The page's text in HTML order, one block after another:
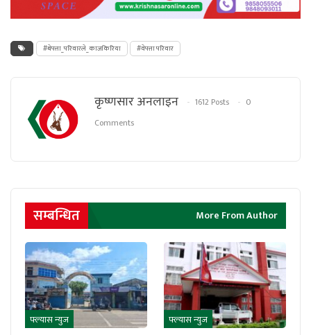
#बेपत्ता_परिवारले_काजकिरिया #वेपत्ता परिवार
कृष्णसार अनलाइन 1612 Posts
0
Comments
सम्बन्धित More From Author
फ्ल्यास न्युज फ्ल्यास न्युज